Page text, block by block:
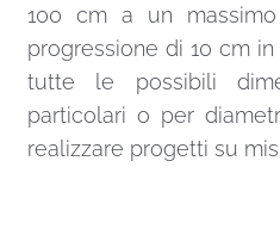
100 cm a un
progressione di 10 cm
tutte le possibili
particolari o per
realizzare progetti su